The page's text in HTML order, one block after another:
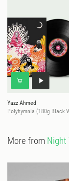
Yazz Ahmed
Polyhymnia (180g Black
More from Night